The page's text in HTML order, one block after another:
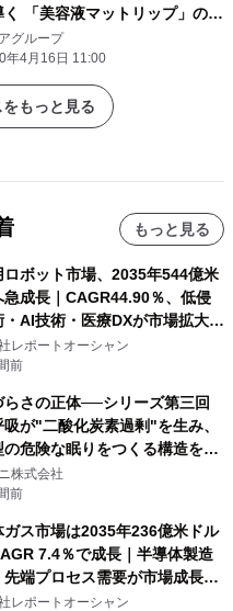
く 「美容液マットリップ」の限
売
グループ
年4月16日 11:00
もっと見る
もっと見る
ロボット市場、2035年544億米
急成長｜CAGR44.90％、低侵
・AI技術・医療DXが市場拡大を
レポートオーシャン
前
らさの正体──シリーズ第三回
吸が"二酸化炭素過剰"を生み、
の危険な眠りをつくる構造を解
株式会社
前
ガス市場は2035年236億米ドル
7.4％で成長｜半導体製造
先端プロセス需要が市場成長を
レポートオーシャン